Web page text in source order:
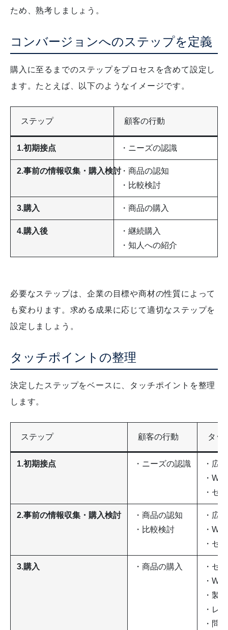
ため、熟考しましょう。
コンバージョンへのステップを定義
購入に至るまでのステップをプロセスを含めて設定し
ます。 たとえば、以下のようなイメージです。
ステップ 顧客の行動
1.初期接点 ・ニーズの認識
2.事前の情報収集・購入検討・商品の認知
・比較検討
3.購入 ・商品の購入
4.購入後
・継続購入
・知人への紹介
必要なステップは、企業の目標や商材の性質によって
も変わります。 求める成果に応じて適切なステップを
設定しましょう。
タッチポイントの整理
決定したステップをベースに、タッチポイントを整理
します。
ステップ 顧客の行動 タッ
1.初期接点 ・ニーズの認識
・広告
・
・セ
2.事前の情報収集・購入検討
・商品の認知
・比較検討
・広告
・
・セ
3.購入 ・商品の購入
・セ
・
・製
・レ
・問